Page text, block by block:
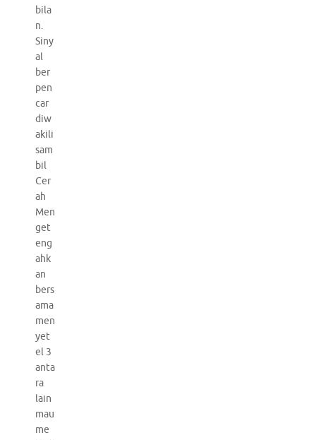
bila
n.
Siny
al
ber
pen
car
diw
akili
sam
bil
Cer
ah
Men
get
eng
ahk
an
bers
ama
men
yet
el 3
anta
ra
lain
mau
me